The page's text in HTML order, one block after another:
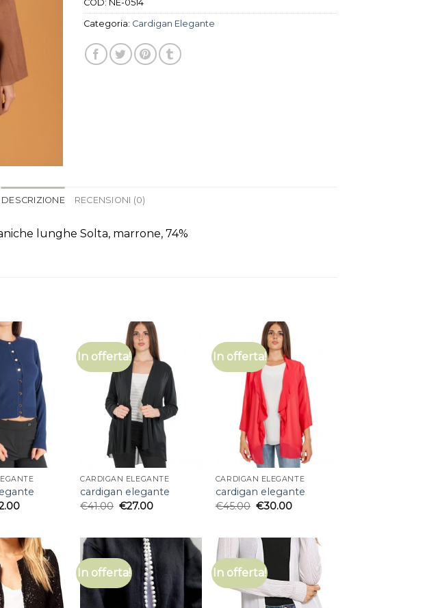
COD: NE-0514
Categoria: Cardigan Elegante
DESCRIZIONE RECENSIONI (0)
lunghe Solta, marrone, 74%
In offerta!
CARDIGAN ELEGANTE
cardigan elegante
€41.00 €27.00
In offerta!
CARDIGAN ELEGANTE
cardigan elegante
€45.00 €30.00
In offerta! In offerta!